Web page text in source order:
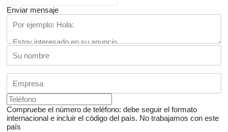
Enviar mensaje
Compruebe el número de teléfono: debe seguir el formato
internacional e incluir el código del país. No trabajamos con este
país